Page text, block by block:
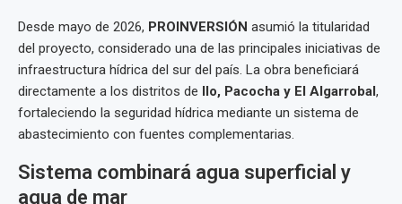
Desde mayo de 2026, PROINVERSIÓN asumió la titularidad
del proyecto, considerado una de las principales iniciativas de
infraestructura hídrica del sur del país. La obra beneficiará
directamente a los distritos de Ilo, Pacocha y El Algarrobal,
fortaleciendo la seguridad hídrica mediante un sistema de
abastecimiento con fuentes complementarias.
Sistema combinará agua superficial y
agua de mar